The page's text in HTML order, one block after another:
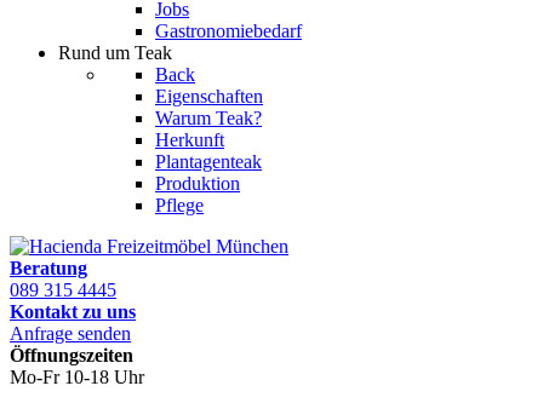
Jobs
Gastronomiebedarf
Rund um Teak
Back
Eigenschaften
Warum Teak?
Herkunft
Plantagenteak
Produktion
Pflege
Beratung
089 315 4445
Kontakt zu uns
Anfrage senden
Öffnungszeiten
Mo-Fr 10-18 Uhr